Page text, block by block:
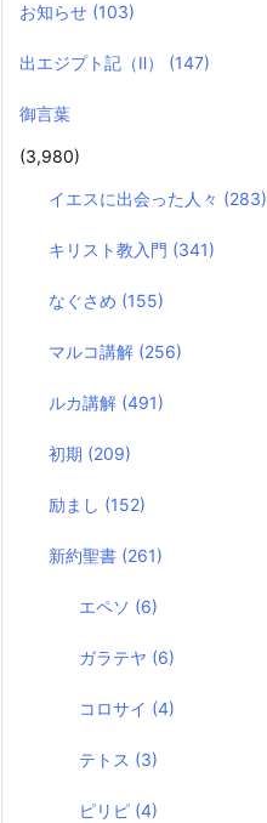
お知らせ (103)
出エジプト記（Ⅱ） (147)
御言葉
(3,980)
イエスに出会った人々 (283)
キリスト教入門 (341)
なぐさめ (155)
マルコ講解 (256)
ルカ講解 (491)
初期 (209)
励まし (152)
新約聖書 (261)
エペソ (6)
ガラテヤ (6)
コロサイ (4)
テトス (3)
ピリピ (4)